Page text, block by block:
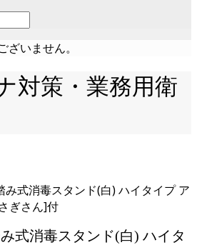
いません。
対策・業務用衛
み式消毒スタンド(白) ハイタイプ ア
ぎさん]付
式消毒スタンド(白) ハイタ